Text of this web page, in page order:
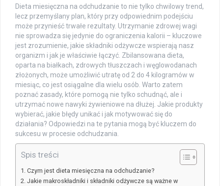
Dieta miesięczna na odchudzanie to nie tylko chwilowy trend,
lecz przemyślany plan, który przy odpowiednim podejściu
może przynieść trwałe rezultaty. Utrzymanie zdrowej wagi
nie sprowadza się jedynie do ograniczenia kalorii – kluczowe
jest zrozumienie, jakie składniki odżywcze wspierają nasz
organizm i jak je właściwie łączyć. Zbilansowana dieta,
oparta na białkach, zdrowych tłuszczach i węglowodanach
złożonych, może umożliwić utratę od 2 do 4 kilogramów w
miesiąc, co jest osiągalne dla wielu osób. Warto zatem
poznać zasady, które pomogą nie tylko schudnąć, ale i
utrzymać nowe nawyki żywieniowe na dłużej. Jakie produkty
wybierać, jakie błędy unikać i jak motywować się do
działania? Odpowiedzi na te pytania mogą być kluczem do
sukcesu w procesie odchudzania.
Spis treści
Czym jest dieta miesięczna na odchudzanie?
Jakie makroskładniki i składniki odżywcze są ważne w